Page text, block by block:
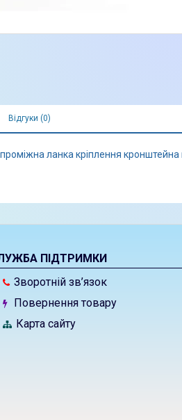
Відгуки (0)
ланка кріплення
ПІДТРИМКИ
Зворотній зв’язок
Повернення товару
Карта сайту